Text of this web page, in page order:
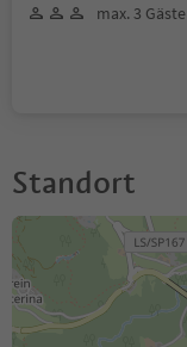
max. 3 Gäste
Standort